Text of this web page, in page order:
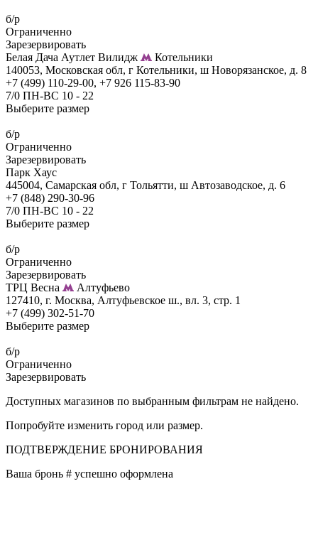
б/р
Ограниченно
Зарезервировать
Белая Дача Аутлет Вилидж
Котельники
140053, Московская обл, г Котельники, ш Новорязанское, д. 8
+7 (499) 110-29-00, +7 926 115-83-90
7/0 ПН-ВС 10 - 22
Выберите размер
б/р
Ограниченно
Зарезервировать
Парк Хаус
445004, Самарская обл, г Тольятти, ш Автозаводское, д. 6
+7 (848) 290-30-96
7/0 ПН-ВС 10 - 22
Выберите размер
б/р
Ограниченно
Зарезервировать
ТРЦ Весна
Алтуфьево
127410, г. Москва, Алтуфьевское ш., вл. 3, стр. 1
+7 (499) 302-51-70
Выберите размер
б/р
Ограниченно
Зарезервировать
Доступных магазинов по выбранным фильтрам не найдено.
Попробуйте изменить город или размер.
ПОДТВЕРЖДЕНИЕ БРОНИРОВАНИЯ
Ваша бронь # успешно оформлена